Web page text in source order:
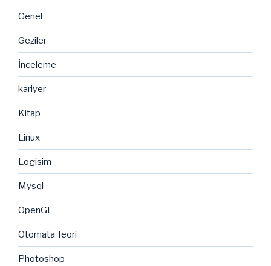
Genel
Geziler
İnceleme
kariyer
Kitap
Linux
Logisim
Mysql
OpenGL
Otomata Teori
Photoshop